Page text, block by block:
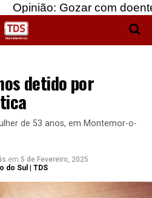
com doentes e
detido por
de 53 anos, em Montemor-o-
em 5 de Fevereiro, 2025
do Sul | TDS